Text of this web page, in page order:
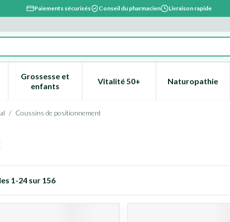
Paiements sécurisés Conseil du pharmacien Livraison rapide
catégorie Beauté, soins et hygiène
sous-menu pour la catégorie Régime, alimentation &
Grossesse et
enfantsAfficher le sous-menu pour la catégorie
Vitalité 50+Afficher le sous-menu pour la
Naturopathie
Afficher
/ Coussins de positionnement
1-24 sur 156